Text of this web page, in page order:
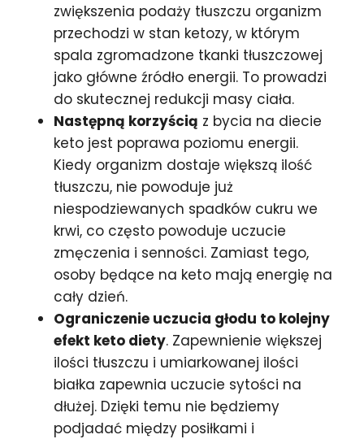
zwiększenia podaży tłuszczu organizm
przechodzi w stan ketozy, w którym
spala zgromadzone tkanki tłuszczowej
jako główne źródło energii. To prowadzi
do skutecznej redukcji masy ciała.
Następną korzyścią z bycia na diecie
keto jest poprawa poziomu energii.
Kiedy organizm dostaje większą ilość
tłuszczu, nie powoduje już
niespodziewanych spadków cukru we
krwi, co często powoduje uczucie
zmęczenia i senności. Zamiast tego,
osoby będące na keto mają energię na
cały dzień.
Ograniczenie uczucia głodu to kolejny
efekt keto diety. Zapewnienie większej
ilości tłuszczu i umiarkowanej ilości
białka zapewnia uczucie sytości na
dłużej. Dzięki temu nie będziemy
podjadać między posiłkami i